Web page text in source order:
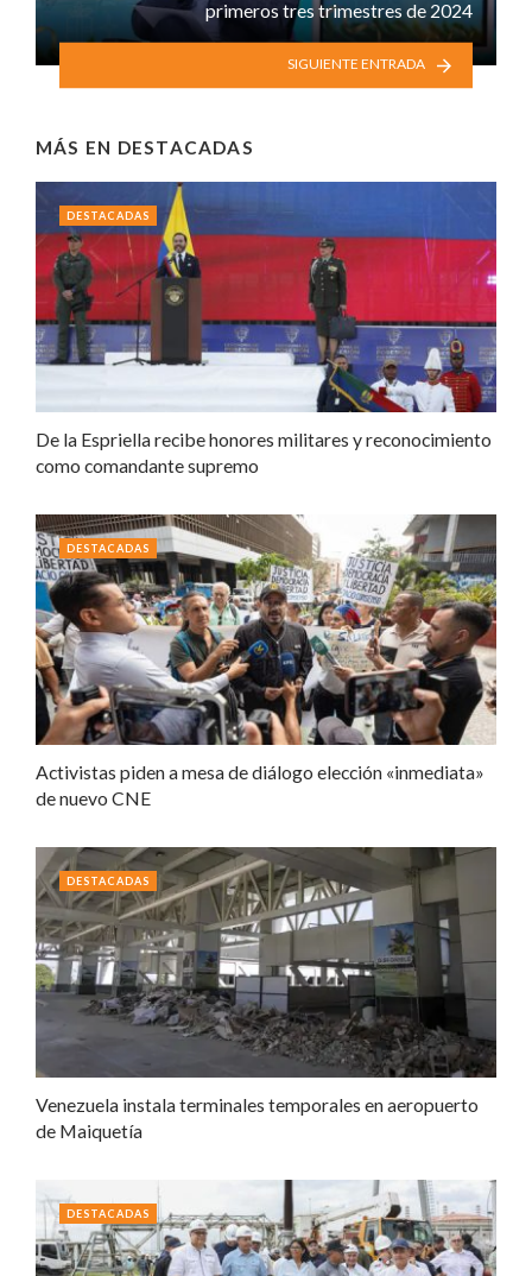
primeros tres trimestres de 2024
SIGUIENTE ENTRADA
MÁS EN DESTACADAS
De la Espriella recibe honores militares y reconocimiento
como comandante supremo
DESTACADAS
Activistas piden a mesa de diálogo elección «inmediata»
de nuevo CNE
DESTACADAS
Venezuela instala terminales temporales en aeropuerto
de Maiquetía
DESTACADAS
DESTACADAS